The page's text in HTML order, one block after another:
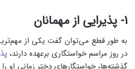
1- پذیرایی از مهمانان
به‌ طور قطع ‌می‌توان گفت یکی از
در روز مراسم خواستگاری برعهده دارند،